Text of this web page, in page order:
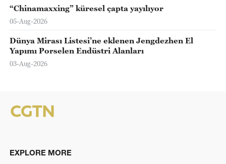
“Chinamaxxing” küresel çapta yayılıyor
05-Aug-2026
Dünya Mirası Listesi’ne eklenen Jengdezhen El
Yapımı Porselen Endüstri Alanları
03-Aug-2026
EXPLORE MORE